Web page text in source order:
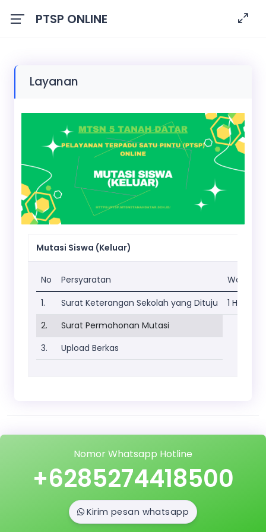
PTSP ONLINE
Layanan
Mutasi Siswa (Keluar)
No Persyaratan
Waktu
1.
Surat Keterangan Sekolah yang Dituju
1 Hari
2.
Surat Permohonan Mutasi
3.
Upload Berkas
Nomor Whatsapp Hotline
+6285274418500
Kirim pesan whatsapp